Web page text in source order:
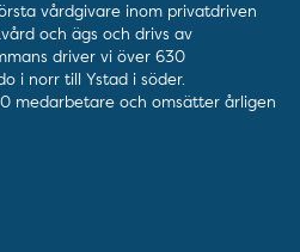
vårdgivare inom privatdriven
och ägs och drivs av
driver vi över 630
i norr till Ystad i söder.
medarbetare och omsätter årligen